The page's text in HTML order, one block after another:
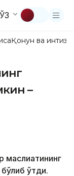
ЎЗ
Қонун ва
–
ўтди.